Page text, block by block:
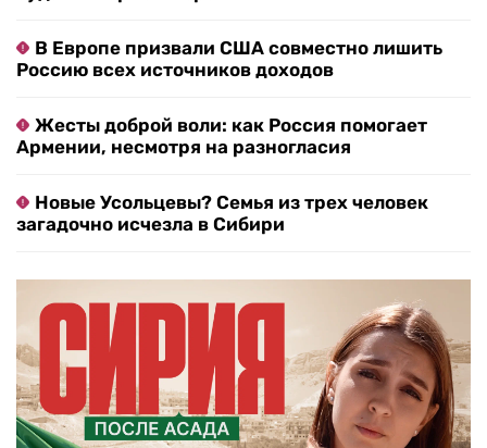
В Европе призвали США совместно лишить
Россию всех источников доходов
Жесты доброй воли: как Россия помогает
Армении, несмотря на разногласия
Новые Усольцевы? Семья из трех человек
загадочно исчезла в Сибири